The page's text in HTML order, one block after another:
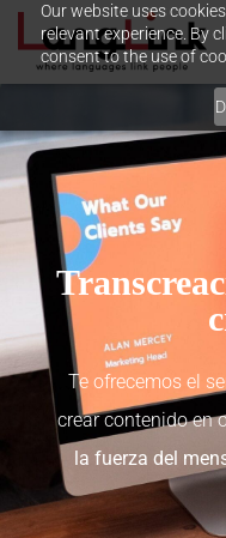
Our website uses
relevant experience. By
consent to the use of
Te ofrecemos el
crear contenido en
la fuerza del